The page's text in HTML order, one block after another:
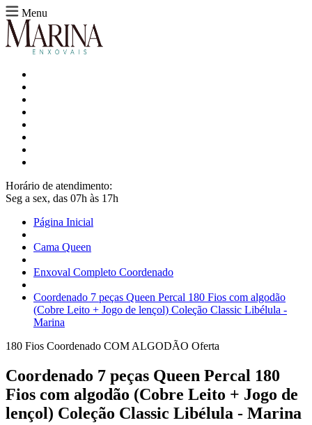
Menu
Horário de atendimento:
Seg a sex, das 07h às 17h
Página Inicial
Cama Queen
Enxoval Completo Coordenado
Coordenado 7 peças Queen Percal 180 Fios com algodão
(Cobre Leito + Jogo de lençol) Coleção Classic Libélula -
Marina
180 Fios Coordenado COM ALGODÃO Oferta
Coordenado 7 peças Queen Percal 180
Fios com algodão (Cobre Leito + Jogo de
lençol) Coleção Classic Libélula - Marina